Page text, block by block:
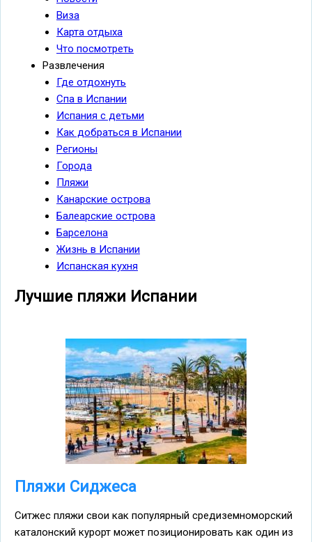
Виза
Карта отдыха
Что посмотреть
Развлечения
Где отдохнуть
Спа в Испании
Испания с детьми
Как добраться в Испании
Регионы
Города
Пляжи
Канарские острова
Балеарские острова
Барселона
Жизнь в Испании
Испанская кухня
Лучшие пляжи Испании
Пляжи Сиджеса
Ситжес пляжи свои как популярный средиземноморский
каталонский курорт может позиционировать как один из